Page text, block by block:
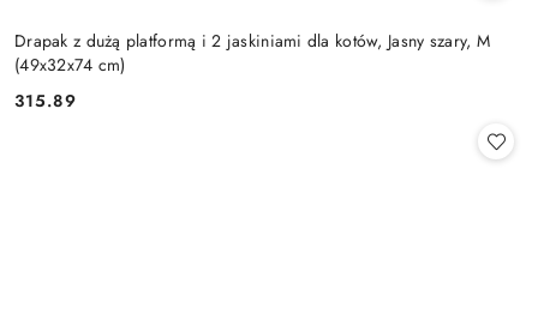
Drapak z dużą platformą i 2 jaskiniami dla kotów, Jasny szary, M
(49x32x74 cm)
Cena:
315.89